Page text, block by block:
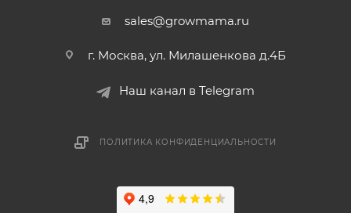
sales@growmama.ru
г. Москва, ул. Милашенкова д.4Б
Наш канал в Telegram
ПОЛИТИКА КОНФИДЕНЦИАЛЬНОСТИ